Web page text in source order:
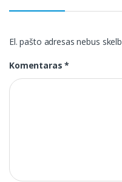
El. pašto adresas nebus
Komentaras*